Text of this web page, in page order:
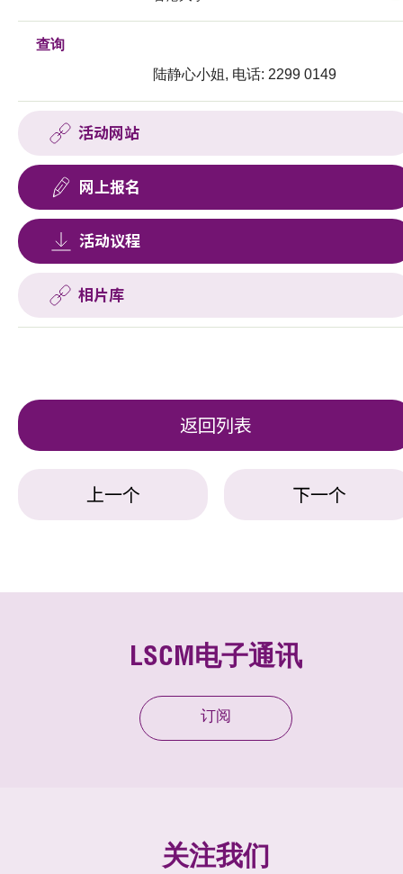
查询
陆静心小姐, 电话: 2299 0149
活动网站
网上报名
活动议程
相片库
返回列表
上一个 下一个
LSCM电子通讯
订阅
关注我们